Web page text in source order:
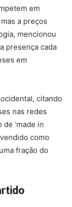
em
a preços
mencionou
presença cada
em
citando
nas redes
‘made in
vendido como
fração do